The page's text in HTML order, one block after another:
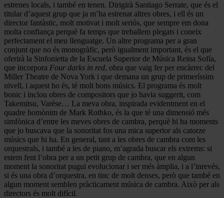
estrenes locals, i també en tenen. Dirigirà Santiago Serrate, que és el
titular d’aquest grup que ja m’ha estrenat altres obres, i ell és un
director fantàstic, molt motivat i molt seriós, que sempre em dona
molta confiança perquè fa temps que treballem plegats i coneix
perfectament el meu llenguatge. Un altre programa per a gran
conjunt que no és monogràfic, però igualment important, és el que
oferirà la Sinfonietta de la Escuela Superior de Música Reina Sofía,
que incorpora Four darks in red, obra que vaig fer per encàrrec del
Miller Theatre de Nova York i que demana un grup de primeríssim
nivell, i aquest ho és, té molt bons músics. El programa és molt
bonic i inclou obres de compositors que jo havia suggerit, com
Takemitsu, Varèse… La meva obra, inspirada evidentment en el
quadre homònim de Mark Rothko, és la que té una dimensió més
simfònica d’entre les meves obres de cambra, perquè hi ha moments
que jo buscava que la sonoritat fos una mica superior als catorze
músics que hi ha. En general, tant a les obres de cambra com les
orquestrals, i també a les de piano, m’agrada buscar els extrems: si
estem fent l’obra per a un petit grup de cambra, que en algun
moment la sonoritat pugui evolucionar i ser més àmplia, i a l’inrevés,
si és una obra d’orquestra, en tinc de molt denses, però que també en
algun moment semblen pràcticament música de cambra. Això per als
directors és molt difícil.